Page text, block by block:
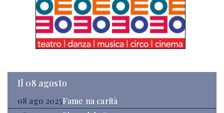
Il 08 agosto
08 ago 2025Fame na carità